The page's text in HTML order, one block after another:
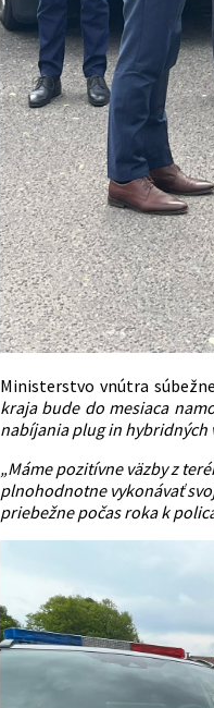
Ministerstvo vnútra
kraja bude do mesiaca
nabíjania plug in hybridných
„Máme pozitívne väzby z
plnohodnotne vykonávať
priebežne počas roka k